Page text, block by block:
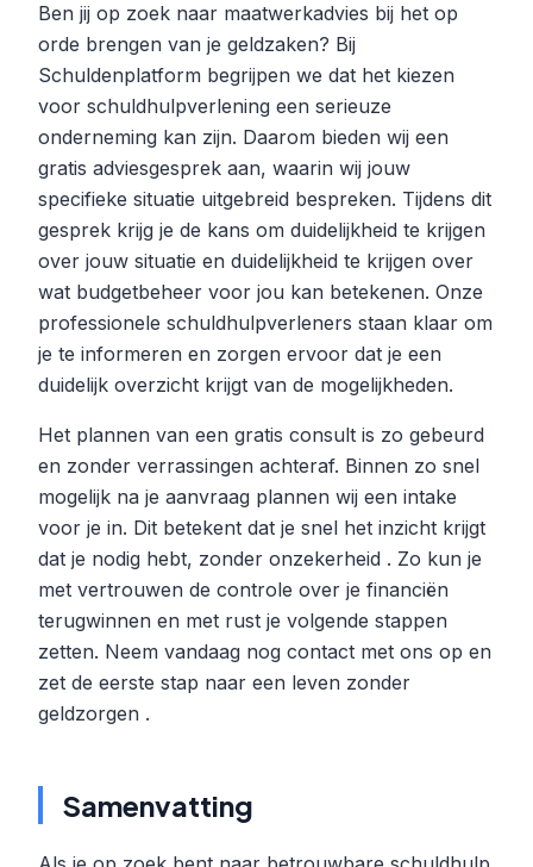
Ben jij op zoek naar maatwerkadvies bij het op
orde brengen van je geldzaken? Bij
Schuldenplatform begrijpen we dat het kiezen
voor schuldhulpverlening een serieuze
onderneming kan zijn. Daarom bieden wij een
gratis adviesgesprek aan, waarin wij jouw
specifieke situatie uitgebreid bespreken. Tijdens dit
gesprek krijg je de kans om duidelijkheid te krijgen
over jouw situatie en duidelijkheid te krijgen over
wat budgetbeheer voor jou kan betekenen. Onze
professionele schuldhulpverleners staan klaar om
je te informeren en zorgen ervoor dat je een
duidelijk overzicht krijgt van de mogelijkheden.
Het plannen van een gratis consult is zo gebeurd
en zonder verrassingen achteraf. Binnen zo snel
mogelijk na je aanvraag plannen wij een intake
voor je in. Dit betekent dat je snel het inzicht krijgt
dat je nodig hebt, zonder onzekerheid . Zo kun je
met vertrouwen de controle over je financiën
terugwinnen en met rust je volgende stappen
zetten. Neem vandaag nog contact met ons op en
zet de eerste stap naar een leven zonder
geldzorgen .
Samenvatting